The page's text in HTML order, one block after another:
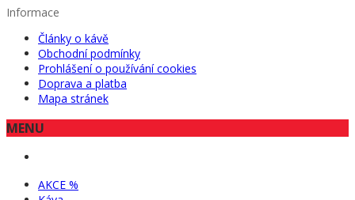
Informace
Články o kávě
Obchodní podmínky
Prohlášení o používání cookies
Doprava a platba
Mapa stránek
MENU
AKCE %